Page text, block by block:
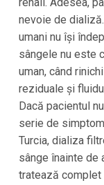
renali. Adesea,
nevoie de
umani nu își
sângele nu este
uman, când
reziduale și
Dacă pacientul
serie de
Turcia, dializa
sânge înainte de
tratează complet